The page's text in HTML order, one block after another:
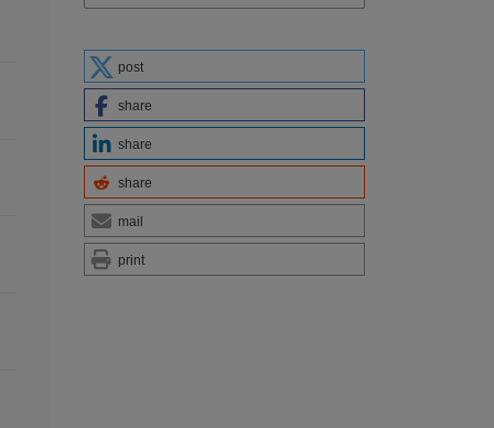
post
share
share
share
mail
print